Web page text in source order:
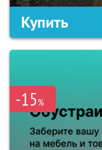
Купить
-15%